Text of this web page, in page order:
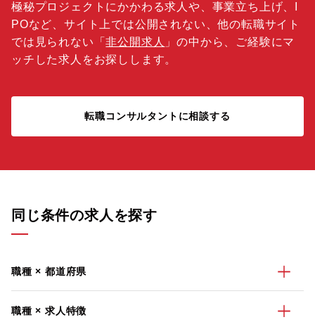
極秘プロジェクトにかかわる求人や、事業立ち上げ、I
POなど、サイト上では公開されない、他の転職サイト
では見られない「非公開求人 」の中から、ご経験にマ
ッチした求人をお探しします。
転職コンサルタントに相談する
同じ条件の求人を探す
職種 × 都道府県
職種 × 求人特徴